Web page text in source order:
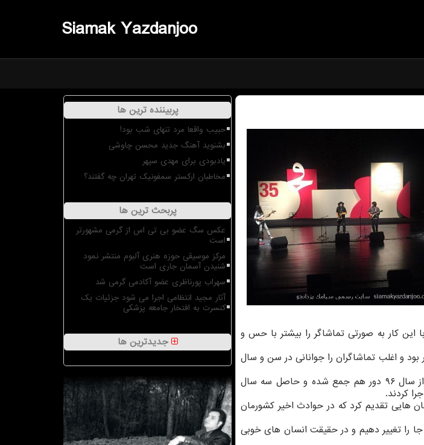
Siamak Yazdanjoo
این كار به صورتی تماشاگر را بیشتر با حس و
و اغلب تماشاگران را جوانانی در سن و سال
بندهش كلمه ای برگرفته از زبان پهلوی و به معنای آفرینش بنیادی است. این گروه از سال ۹۶ دور هم جمع شده و حاصل سه سال
كردند.
هایی تقدیم كرد كه در حوادث اخیر كشورمان
را تغییر دهیم و در حقیقت انسان های خوبی
پربیننده ترین ها
حبیب واقعا مرد تنهای شب بود!
بشنوید آهنگ جدید محسن چاوشی
یادبودی برای مهدی سپهر
مخاطبان ارکستر سمفونیک تهران چه گفتند؟
پربحث ترین ها
عکس سگ عضو بی تی اس از گرمی مشهورتر
است
مرکز موسیقی حوزه هنری آلبوم منتشر نمود
شنیدن آسمان جاری است
سهراب پورناظری عضو آکادمی گرمی شد
آثار مجید انتظامی اجرا می شود جزئیات یک
کنسرت به افتخار جامعه پزشکی
جدیدترین ها